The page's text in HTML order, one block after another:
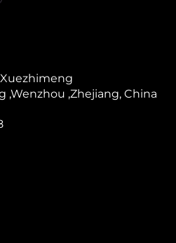
Xuezhimeng
,Wenzhou ,Zhejiang, China